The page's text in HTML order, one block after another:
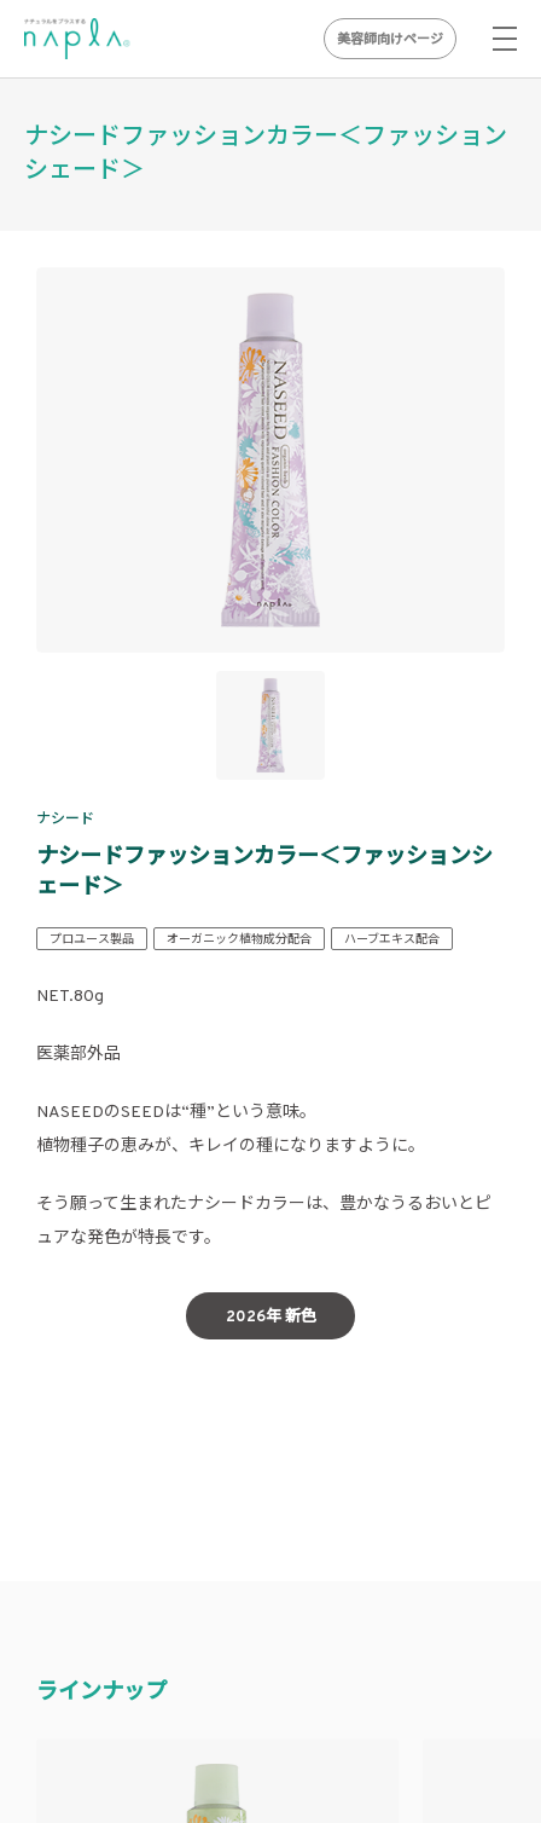
content
美容師向けページ
ナシードファッションカラー＜ファッション
シェード＞
ナシード
ナシードファッションカラー＜ファッションシ
ェード＞
プロユース製品 オーガニック植物成分配合 ハーブエキス配合
NET.80g
医薬部外品
NASEEDのSEEDは“種”という意味。
植物種子の恵みが、キレイの種になりますように。
そう願って生まれたナシードカラーは、豊かなうるおいとピ
ュアな発色が特長です。
2026年 新色
ラインナップ